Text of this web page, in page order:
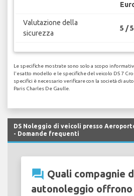
Valutazione della
sicurezza
5 / 5
Le specifiche mostrate sono solo a scopo
l'esatto modello e le specifiche del veicolo DS 7
specifici è necessario verificare con la società di
Paris Charles De Gaulle.
DS Noleggio di veicoli presso
- Domande frequenti
question_answer Quali compagnie
autonoleggio